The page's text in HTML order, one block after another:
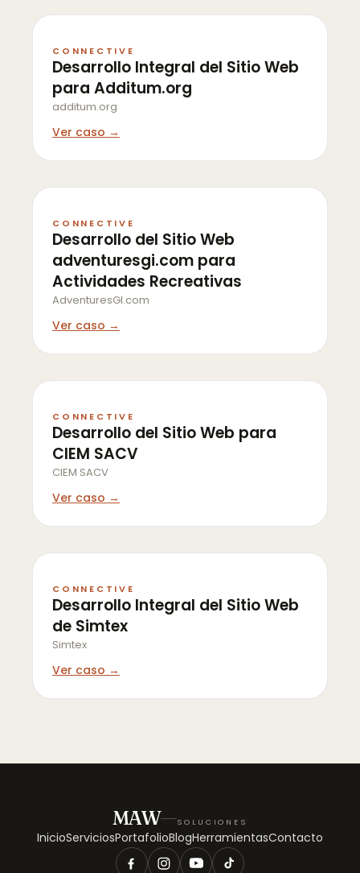
CONNECTIVE
Desarrollo Integral del Sitio Web
para Additum.org
additum.org
Ver caso →
CONNECTIVE
Desarrollo del Sitio Web
adventuresgi.com para
Actividades Recreativas
AdventuresGI.com
Ver caso →
CONNECTIVE
Desarrollo del Sitio Web para
CIEM SACV
CIEM SACV
Ver caso →
CONNECTIVE
Desarrollo Integral del Sitio Web
de Simtex
Simtex
Ver caso →
MAW SOLUCIONES
InicioServiciosPortafolioBlogHerramientasContacto